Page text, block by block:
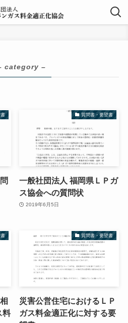
category –
書 質問書・要望書
一般社団法人 福岡県ＬＰガ
ス協会への質問状
2019年6月5日
書
料
質問書・要望書
災害公営住宅におけるＬＰ
ガス料金適正化に対する要